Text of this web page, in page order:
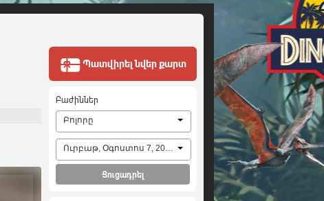
Պատվիրել նվեր քարտ
Բաժիններ
Բոլորը
Ուրբաթ, Օգոստոս 7, 2026
Ցուցադրել